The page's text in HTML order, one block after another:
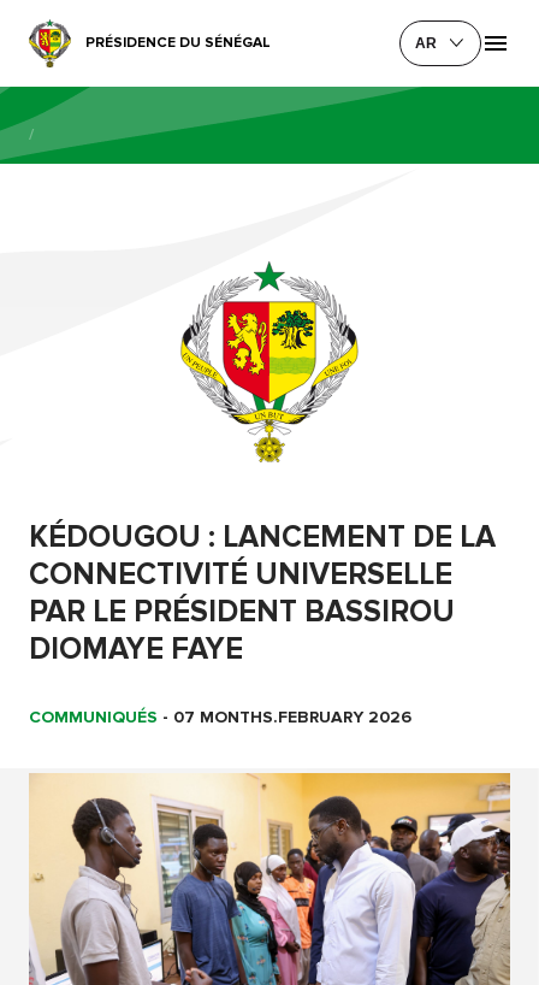
PRÉSIDENCE DU SÉNÉGAL AR
/
KÉDOUGOU : LANCEMENT DE LA
CONNECTIVITÉ UNIVERSELLE
PAR LE PRÉSIDENT BASSIROU
DIOMAYE FAYE
COMMUNIQUÉS - 07 MONTHS.FEBRUARY 2026